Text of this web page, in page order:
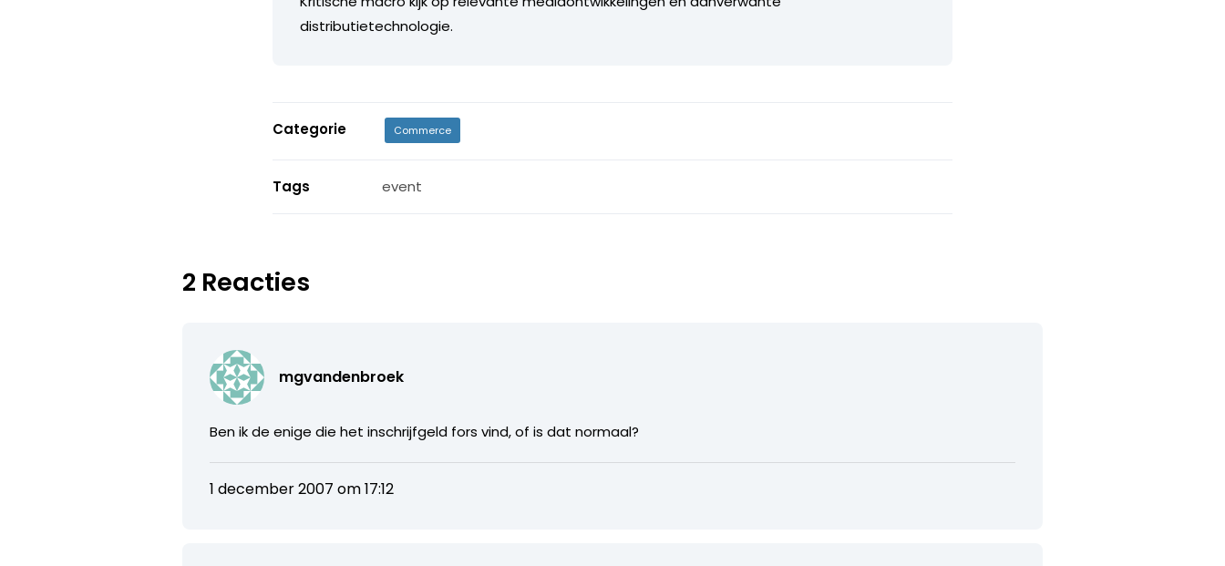
distributietechnologie.
Categorie Commerce
Tags event
2 Reacties
mgvandenbroek
Ben ik de enige die het inschrijfgeld fors vind, of is dat normaal?
1 december 2007 om 17:12